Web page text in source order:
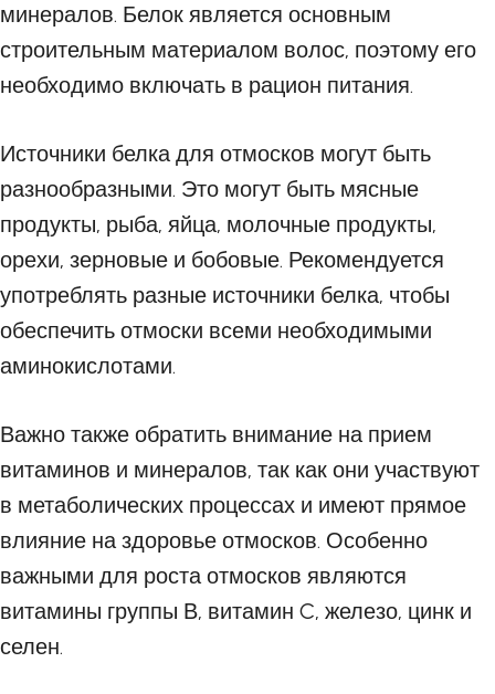
минералов. Белок является основным
строительным материалом волос, поэтому его
необходимо включать в рацион питания.
Источники белка для отмосков могут быть
разнообразными. Это могут быть мясные
продукты, рыба, яйца, молочные продукты,
орехи, зерновые и бобовые. Рекомендуется
употреблять разные источники белка, чтобы
обеспечить отмоски всеми необходимыми
аминокислотами.
Важно также обратить внимание на прием
витаминов и минералов, так как они участвуют
в метаболических процессах и имеют прямое
влияние на здоровье отмосков. Особенно
важными для роста отмосков являются
витамины группы В, витамин C, железо, цинк и
селен.